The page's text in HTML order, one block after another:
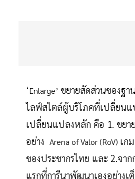
‘Enlarge’ ขยายสัดส่วนของฐ
ไลฟ์สไตล์ผู้บริโภคที่เปลี่ยนแป
เปลี่ยนแปลงหลัก คือ 1. ขยา
อย่าง Arena of Valor (RoV) เก
ของประชากรไทย และ 2.จาก
แรกที่การีนาพัฒนาเองอย่างเ